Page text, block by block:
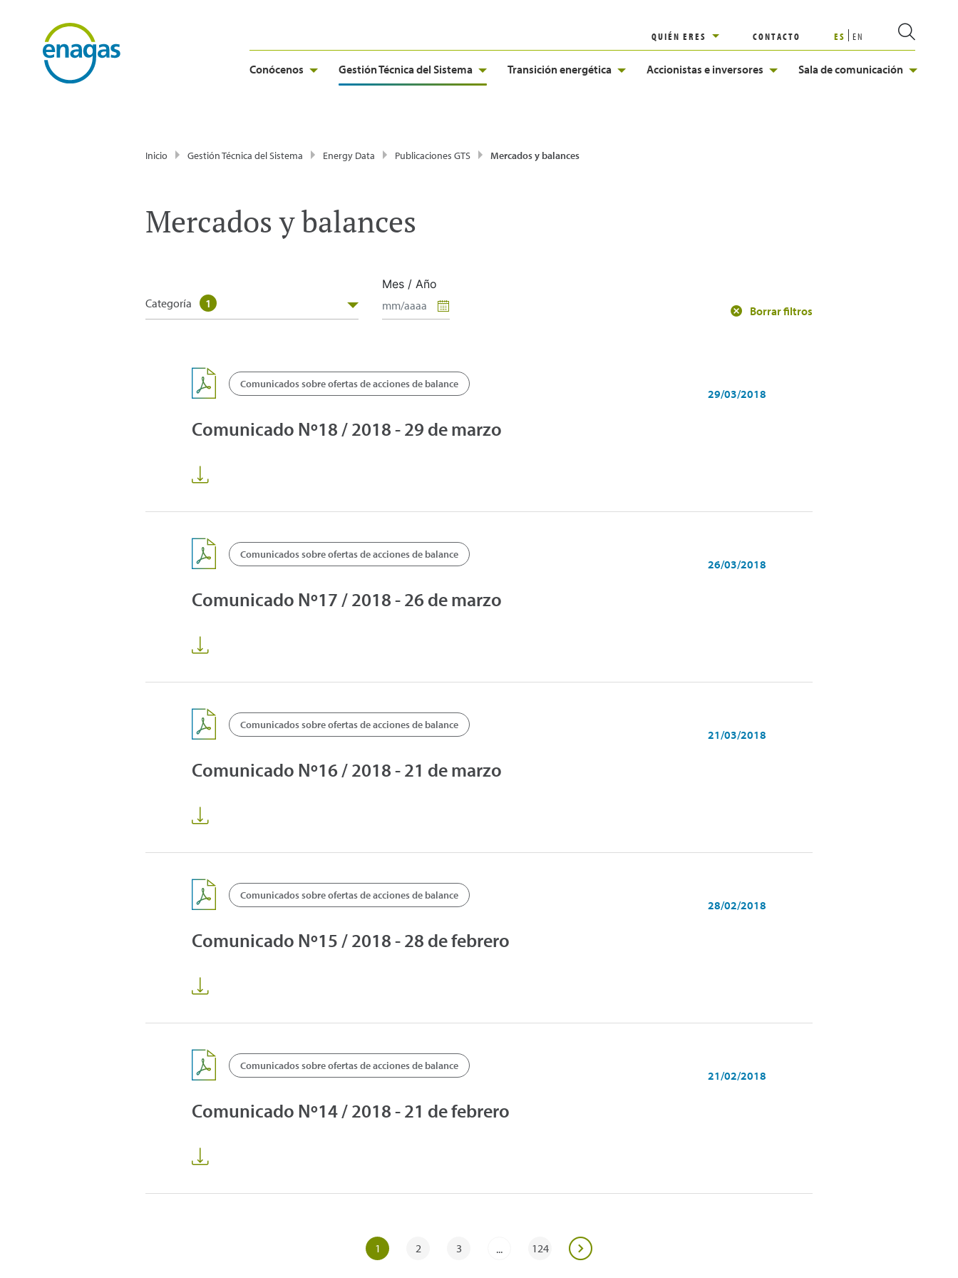
QUIÉN ERES CONTACTO ES EN
Conócenos Gestión Técnica del Sistema Transición energética Accionistas e inversores Sala de comunicación
Inicio Gestión Técnica del Sistema Energy Data Publicaciones GTS Mercados y balances
Mercados y balances
Categoría 1
Mes / Año
Borrar filtros
Comunicados sobre ofertas de acciones de balance
29/03/2018
Comunicado Nº18 / 2018 - 29 de marzo
Comunicados sobre ofertas de acciones de balance
26/03/2018
Comunicado Nº17 / 2018 - 26 de marzo
Comunicados sobre ofertas de acciones de balance
21/03/2018
Comunicado Nº16 / 2018 - 21 de marzo
Comunicados sobre ofertas de acciones de balance
28/02/2018
Comunicado Nº15 / 2018 - 28 de febrero
Comunicados sobre ofertas de acciones de balance
21/02/2018
Comunicado Nº14 / 2018 - 21 de febrero
1 2 3 ... 124